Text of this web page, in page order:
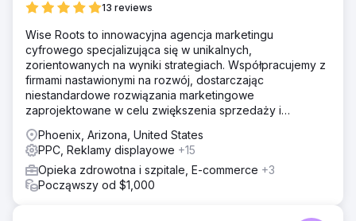
13 reviews
Wise Roots to innowacyjna agencja marketingu
cyfrowego specjalizująca się w unikalnych,
zorientowanych na wyniki strategiach. Współpracujemy z
firmami nastawionymi na rozwój, dostarczając
niestandardowe rozwiązania marketingowe
zaprojektowane w celu zwiększenia sprzedaży i
Phoenix, Arizona, United States
PPC, Reklamy displayowe +15
Opieka zdrowotna i szpitale, E-commerce +3
Począwszy od $1,000